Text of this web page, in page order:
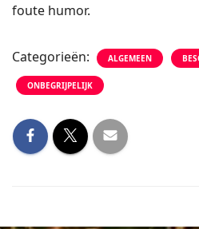
foute humor.
Categorieën: ALGEMEEN
ONBEGRIJPELIJK